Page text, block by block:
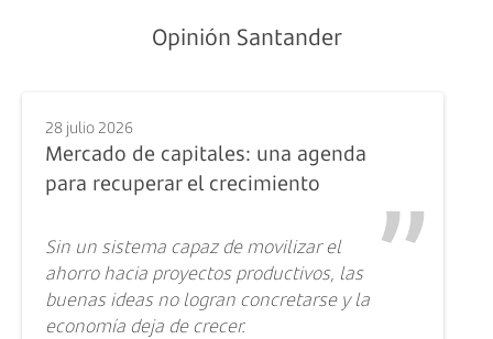
Opinión Santander
28 julio 2026
Mercado de capitales: una agenda
para recuperar el crecimiento
Sin un sistema capaz de movilizar el
ahorro hacia proyectos productivos, las
buenas ideas no logran concretarse y la
economía deja de crecer.